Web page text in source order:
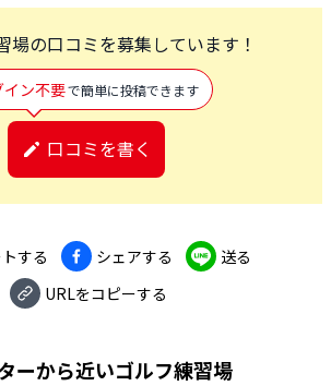
場の口コミを募集しています！
イン不要で簡単に投稿できます
口コミを書く
する シェアする
送る
URLをコピーする
ーから近いゴルフ練習場